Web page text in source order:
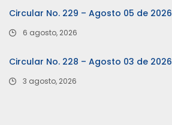
Circular No. 229 – Agosto 05 de 2026
6 agosto, 2026
Circular No. 228 – Agosto 03 de 2026
3 agosto, 2026